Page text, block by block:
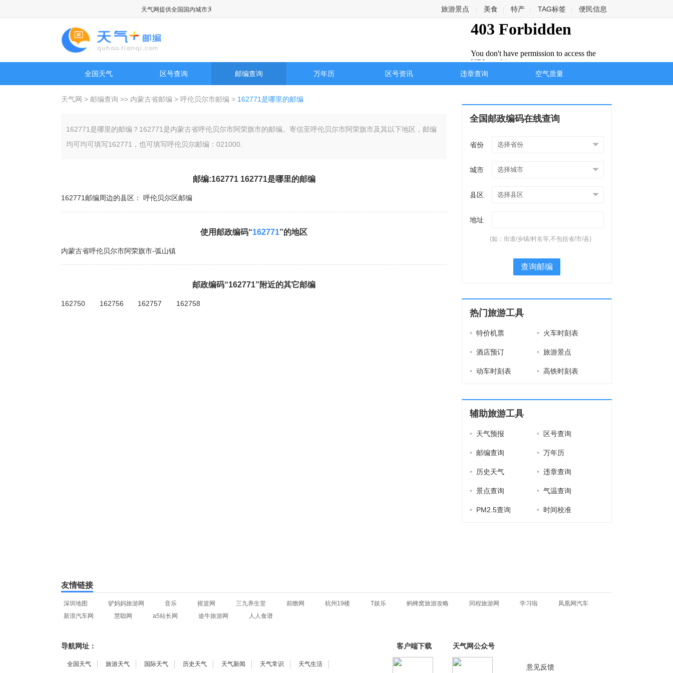
天气网提供全国国内城市天气预报，旅游景点天气预报，国际城市天气预报以及历史天气预报查询 旅游景点 美食 特产 TAG标签 便民信息
全国天气 区号查询 邮编查询 万年历 区号资讯 违章查询 空气质量
天气网 > 邮编查询 >> 内蒙古省邮编 > 呼伦贝尔市邮编 > 162771是哪里的邮编
162771是哪里的邮编？162771是内蒙古省呼伦贝尔市阿荣旗市的邮编。寄信至呼伦贝尔市阿荣旗市及其以下地区，邮编
均可均可填写162771，也可填写呼伦贝尔邮编：021000.
邮编:162771 162771是哪里的邮编
162771邮编周边的县区： 呼伦贝尔区邮编
使用邮政编码“162771”的地区
内蒙古省呼伦贝尔市阿荣旗市-弧山镇
邮政编码“162771”附近的其它邮编
162750 162756 162757 162758
全国邮政编码在线查询
省份
城市
县区
地址
(如：街道/乡镇/村名等,不包括省/市/县)
查询邮编
热门旅游工具
• 特价机票 • 火车时刻表
• 酒店预订 • 旅游景点
• 动车时刻表 • 高铁时刻表
辅助旅游工具
• 天气预报 • 区号查询
• 邮编查询 • 万年历
• 历史天气 • 违章查询
• 景点查询 • 气温查询
• PM2.5查询 • 时间校准
友情链接
深圳地图 驴妈妈旅游网 音乐 摇篮网 三九养生堂 前瞻网 杭州19楼 T娱乐 蚂蜂窝旅游攻略 同程旅游网 学习啦
凤凰网汽车
新浪汽车网
慧聪网 a5站长网 途牛旅游网 人人食谱
导航网址：
全国天气 旅游天气 国际天气 历史天气 天气新闻 天气常识 天气生活
客户端下载 天气网公众号
意见反馈